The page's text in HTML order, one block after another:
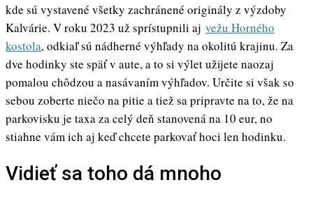
kde sú vystavené všetky zachránené originály z výzdoby
Kalvárie. V roku 2023 už sprístupnili aj vežu Horného
kostola, odkiaľ sú nádherné výhľady na okolitú krajinu. Za
dve hodinky ste späť v aute, a to si výlet užijete naozaj
pomalou chôdzou a nasávaním výhľadov. Určite si však so
sebou zoberte niečo na pitie a tiež sa pripravte na to, že na
parkovisku je taxa za celý deň stanovená na 10 eur, no
stiahne vám ich aj keď chcete parkovať hoci len hodinku.
Vidieť sa toho dá mnoho